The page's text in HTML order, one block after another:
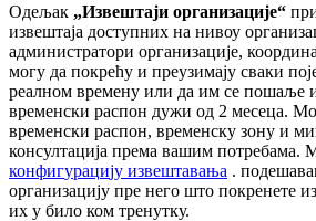
Одељак „Извештаји организације“ пр
извештаја доступних на нивоу организа
администратори организације, координа
могу да покрећу и преузимају сваки пој
реалном времену или да им се пошаље
временски распон дужи од 2 месеца. Мо
временски распон, временску зону и ми
консултација према вашим потребама.
конфигурацију извештавања . подешава
организацију пре него што покренете из
их у било ком тренутку.